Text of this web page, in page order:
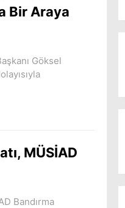
Bir Araya
Göksel
MÜSİAD
Bandırma